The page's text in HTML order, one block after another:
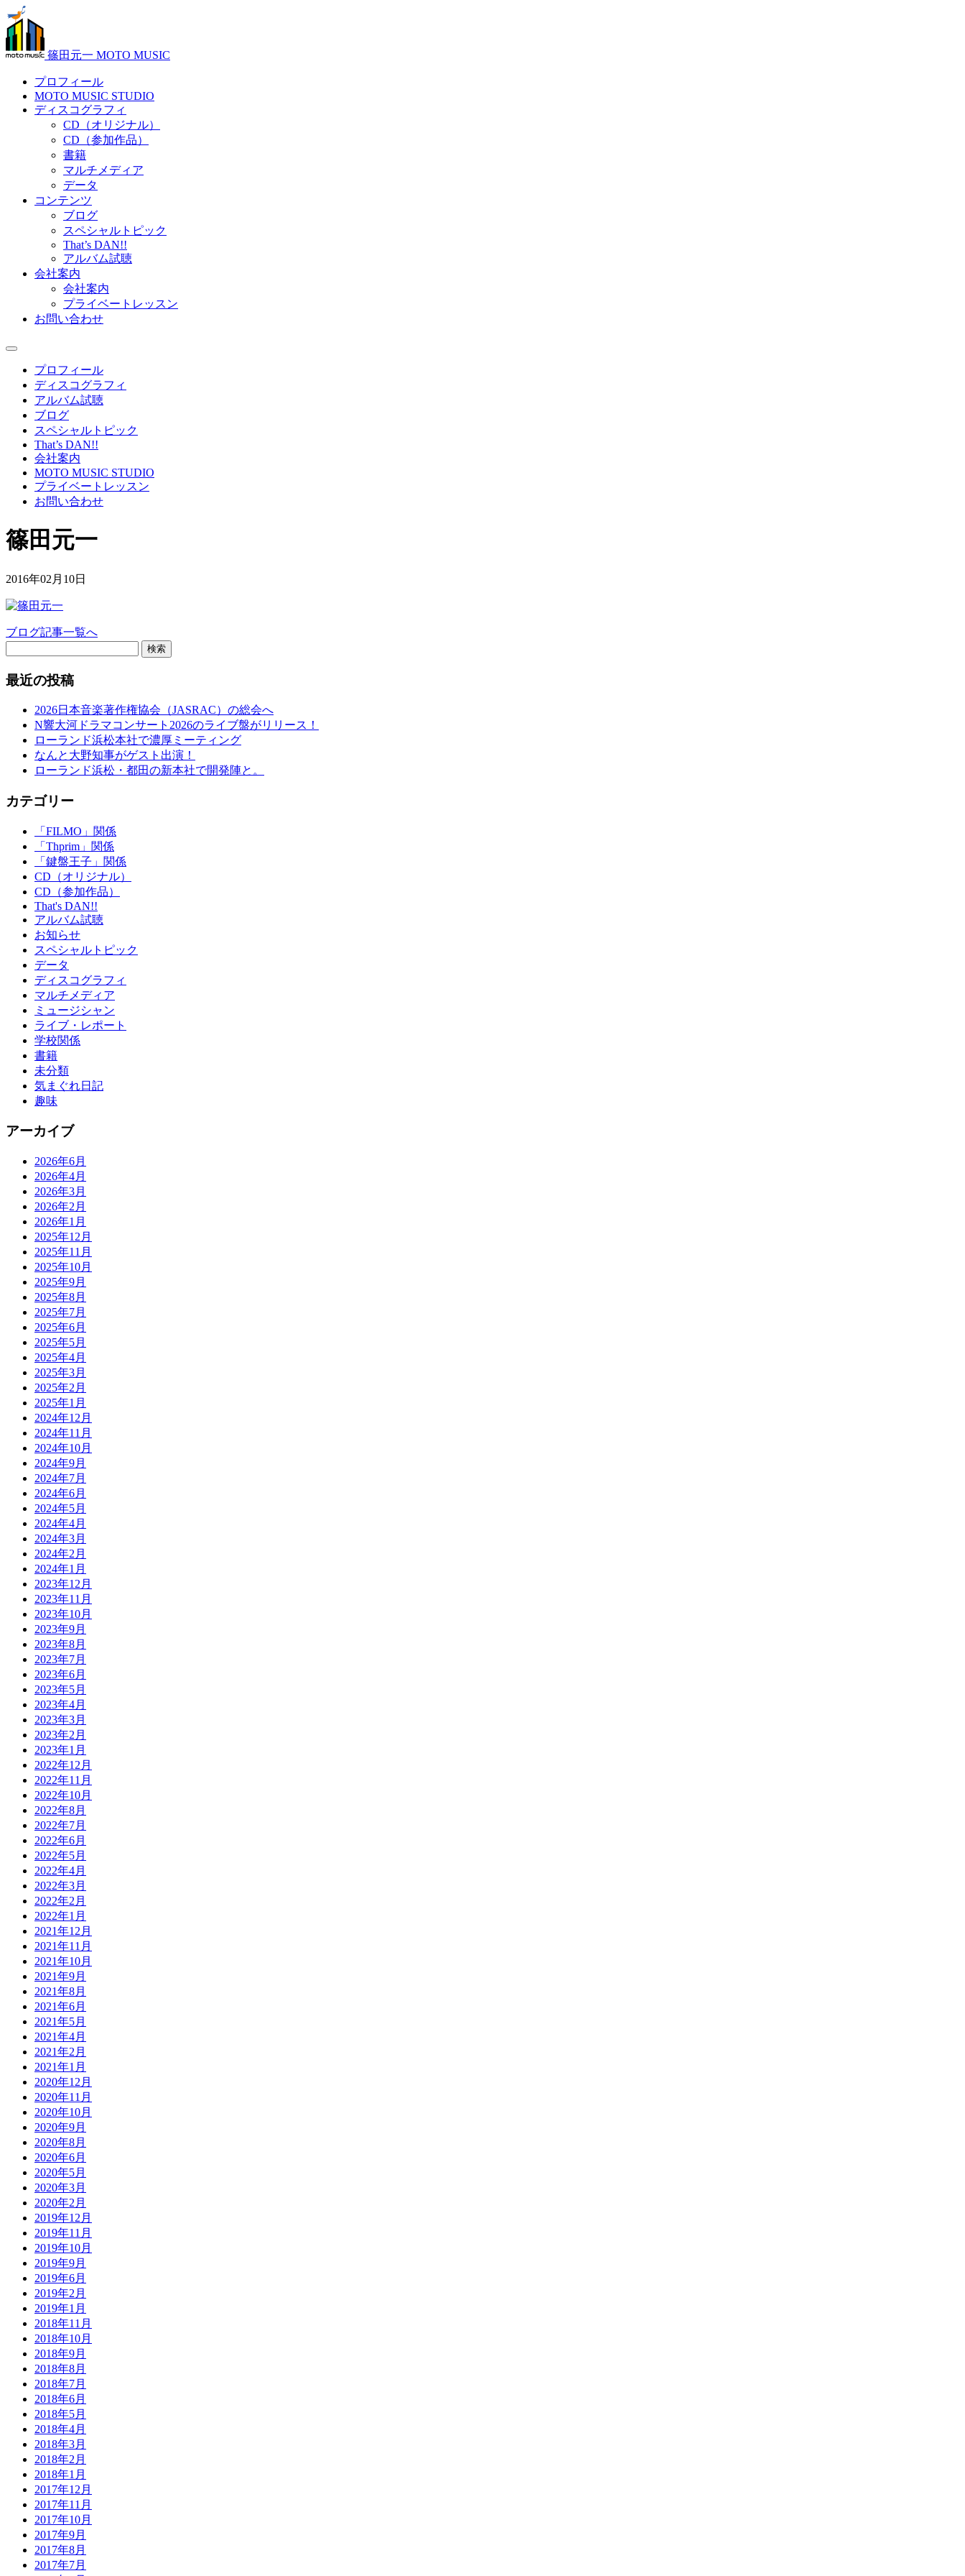
篠田元一 MOTO MUSIC
プロフィール
MOTO MUSIC STUDIO
ディスコグラフィ
CD（オリジナル）
CD（参加作品）
書籍
マルチメディア
データ
コンテンツ
ブログ
スペシャルトピック
That’s DAN!!
アルバム試聴
会社案内
会社案内
プライベートレッスン
お問い合わせ
プロフィール
ディスコグラフィ
アルバム試聴
ブログ
スペシャルトピック
That’s DAN!!
会社案内
MOTO MUSIC STUDIO
プライベートレッスン
お問い合わせ
篠田元一
2016年02月10日
ブログ記事一覧へ
検索
最近の投稿
2026日本音楽著作権協会（JASRAC）の総会へ
N響大河ドラマコンサート2026のライブ盤がリリース！
ローランド浜松本社で濃厚ミーティング
なんと大野知事がゲスト出演！
ローランド浜松・都田の新本社で開発陣と。
カテゴリー
「FILMO」関係
「Thprim」関係
「鍵盤王子」関係
CD（オリジナル）
CD（参加作品）
That's DAN!!
アルバム試聴
お知らせ
スペシャルトピック
データ
ディスコグラフィ
マルチメディア
ミュージシャン
ライブ・レポート
学校関係
書籍
未分類
気まぐれ日記
趣味
アーカイブ
2026年6月
2026年4月
2026年3月
2026年2月
2026年1月
2025年12月
2025年11月
2025年10月
2025年9月
2025年8月
2025年7月
2025年6月
2025年5月
2025年4月
2025年3月
2025年2月
2025年1月
2024年12月
2024年11月
2024年10月
2024年9月
2024年7月
2024年6月
2024年5月
2024年4月
2024年3月
2024年2月
2024年1月
2023年12月
2023年11月
2023年10月
2023年9月
2023年8月
2023年7月
2023年6月
2023年5月
2023年4月
2023年3月
2023年2月
2023年1月
2022年12月
2022年11月
2022年10月
2022年8月
2022年7月
2022年6月
2022年5月
2022年4月
2022年3月
2022年2月
2022年1月
2021年12月
2021年11月
2021年10月
2021年9月
2021年8月
2021年6月
2021年5月
2021年4月
2021年2月
2021年1月
2020年12月
2020年11月
2020年10月
2020年9月
2020年8月
2020年6月
2020年5月
2020年3月
2020年2月
2019年12月
2019年11月
2019年10月
2019年9月
2019年6月
2019年2月
2019年1月
2018年11月
2018年10月
2018年9月
2018年8月
2018年7月
2018年6月
2018年5月
2018年4月
2018年3月
2018年2月
2018年1月
2017年12月
2017年11月
2017年10月
2017年9月
2017年8月
2017年7月